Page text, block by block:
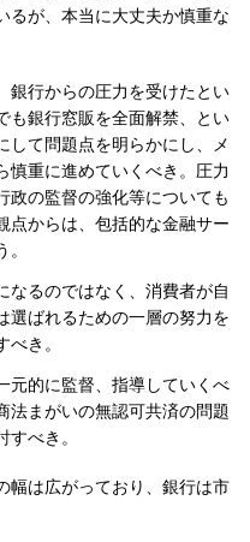
るが、本当に大丈夫か慎重な
銀行からの圧力を受けたとい
も銀行窓販を全面解禁、とい
して問題点を明らかにし、メ
慎重に進めていくべき。圧力
政の監督の強化等についても
点からは、包括的な金融サー
なるのではなく、消費者が自
選ばれるための一層の努力を
き。
元的に監督、指導していくべ
法まがいの無認可共済の問題
べき。
幅は広がっており、銀行は市